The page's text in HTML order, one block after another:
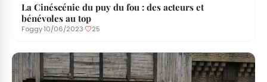
La Cinéscénie du puy du fou : des acteurs et
bénévoles au top
Foggy·10/06/2023· 25